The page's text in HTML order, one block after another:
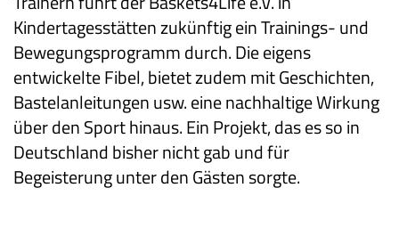
Kindertagesstätten zukünftig ein Trainings- und
Bewegungsprogramm durch. Die eigens
entwickelte Fibel, bietet zudem mit Geschichten,
Bastelanleitungen usw. eine nachhaltige Wirkung
über den Sport hinaus. Ein Projekt, das es so in
Deutschland bisher nicht gab und für
Begeisterung unter den Gästen sorgte.